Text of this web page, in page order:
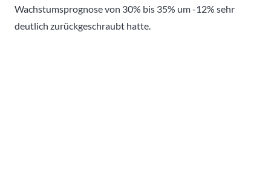
Wachstumsprognose von 30% bis 35% um -12% sehr
deutlich zurückgeschraubt hatte.